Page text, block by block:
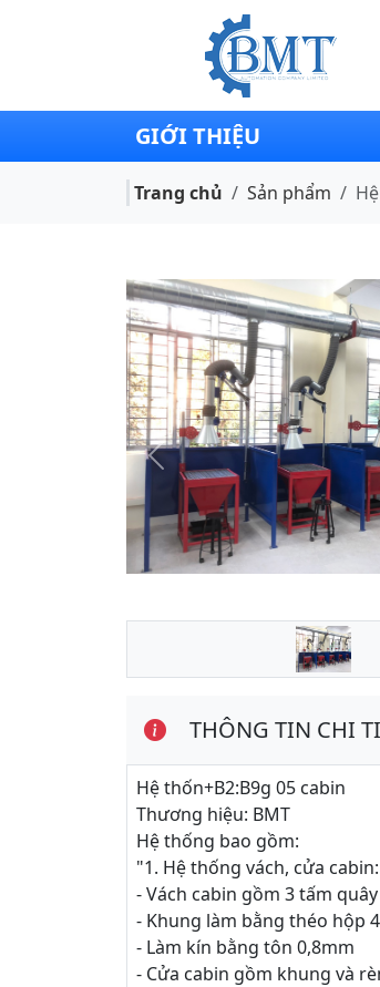
GIỚI THIỆU
Trang chủ Sản phẩm
Previous
THÔNG TIN CHI
Hệ thốn+B2:B9g 05 cabin
Thương hiệu: BMT
Hệ thống bao gồm:
"1. Hệ thống vách, cửa cabin:
- Vách cabin gồm 3 tấm
- Khung làm bằng théo hộp
- Làm kín bằng tôn 0,8mm
- Cửa cabin gồm khung và